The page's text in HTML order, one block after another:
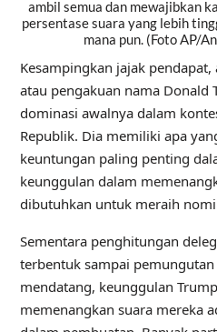
ambil semua dan mewajibkan
persentase suara yang lebih
mana pun. (Foto AP/
Kesampingkan jajak
atau pengakuan nama Donald
dominasi awalnya dalam
Republik. Dia memiliki apa
keuntungan paling penting
keunggulan dalam
dibutuhkan untuk meraih
Sementara penghitungan
terbentuk sampai
mendatang, keunggulan
memenangkan suara mereka